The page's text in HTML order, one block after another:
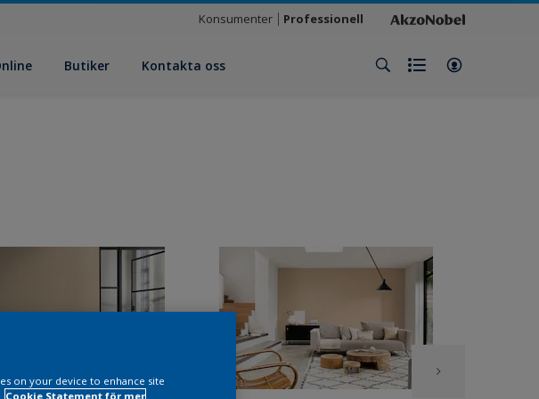
Konsumenter Professionell
Butiker Kontakta oss
on your device to enhance site
Cookie Statement för mer